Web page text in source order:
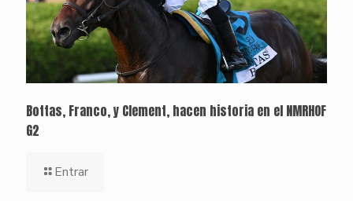
Bottas, Franco, y Clement, hacen historia en el NMRHOF
G2
Entrar